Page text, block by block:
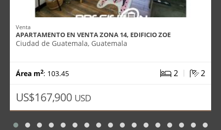
Venta
APARTAMENTO EN VENTA ZONA 14, EDIFICIO ZOE
Ciudad de Guatemala, Guatemala
Área m2: 103.45 2 | 2
US$167,900 USD